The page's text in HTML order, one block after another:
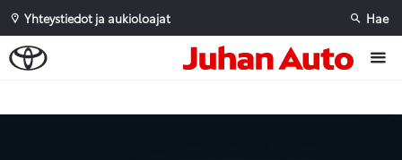
Yhteystiedot ja aukioloajat Hae